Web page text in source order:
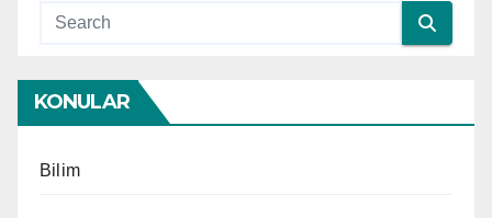
KONULAR
Bilim